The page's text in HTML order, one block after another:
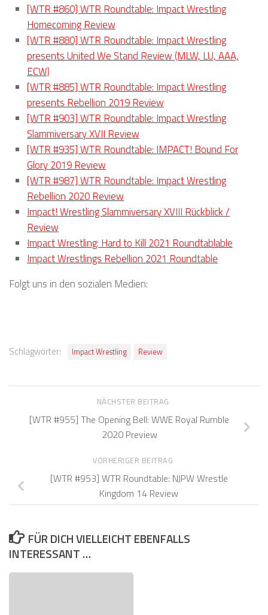
[WTR #860] WTR Roundtable: Impact Wrestling
Homecoming Review
[WTR #880] WTR Roundtable: Impact Wrestling
presents United We Stand Review (MLW, LU, AAA,
ECW)
[WTR #885] WTR Roundtable: Impact Wrestling
presents Rebellion 2019 Review
[WTR #903] WTR Roundtable: Impact Wrestling
Slammiversary XVII Review
[WTR #935] WTR Roundtable: IMPACT! Bound For
Glory 2019 Review
[WTR #987] WTR Roundtable: Impact Wrestling
Rebellion 2020 Review
Impact! Wrestling Slammiversary XVIII Rückblick /
Review
Impact Wrestling: Hard to Kill 2021 Roundtablable
Impact Wrestlings Rebellion 2021 Roundtable
Folgt uns in den sozialen Medien:
Schlagwörter: Impact Wrestling Review
NÄCHSTER BEITRAG
[WTR #955] The Opening Bell: WWE Royal Rumble
2020 Preview
VORHERIGER BEITRAG
[WTR #953] WTR Roundtable: NJPW Wrestle
Kingdom 14 Review
FÜR DICH VIELLEICHT EBENFALLS
INTERESSANT …